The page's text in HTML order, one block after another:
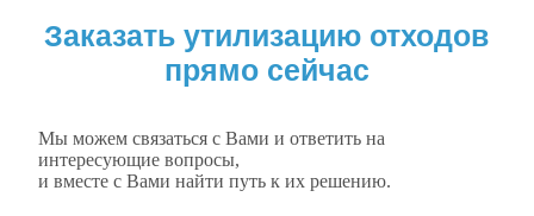
Заказать утилизацию отходов
прямо сейчас
Мы можем связаться с Вами и ответить на
интересующие вопросы,
и вместе с Вами найти путь к их решению.